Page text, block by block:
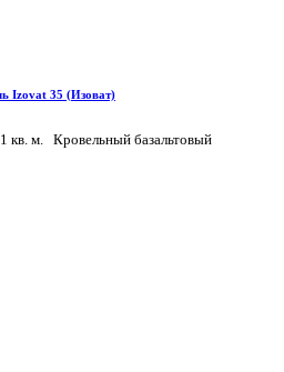
Izovat 35 (Изоват)
базальтовый